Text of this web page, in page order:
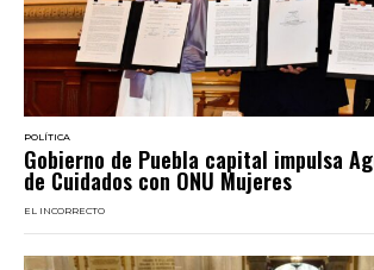
POLÍTICA
Gobierno de Puebla capital impulsa
de Cuidados con ONU Mujeres
EL INCORRECTO